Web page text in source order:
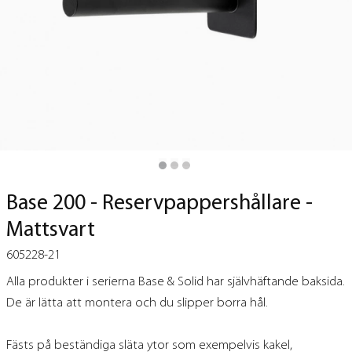
Base 200 - Reservpappershållare -
Mattsvart
605228-21
Alla produkter i serierna Base & Solid har självhäftande baksida.
De är lätta att montera och du slipper borra hål.
Fästs på beständiga släta ytor som exempelvis kakel,